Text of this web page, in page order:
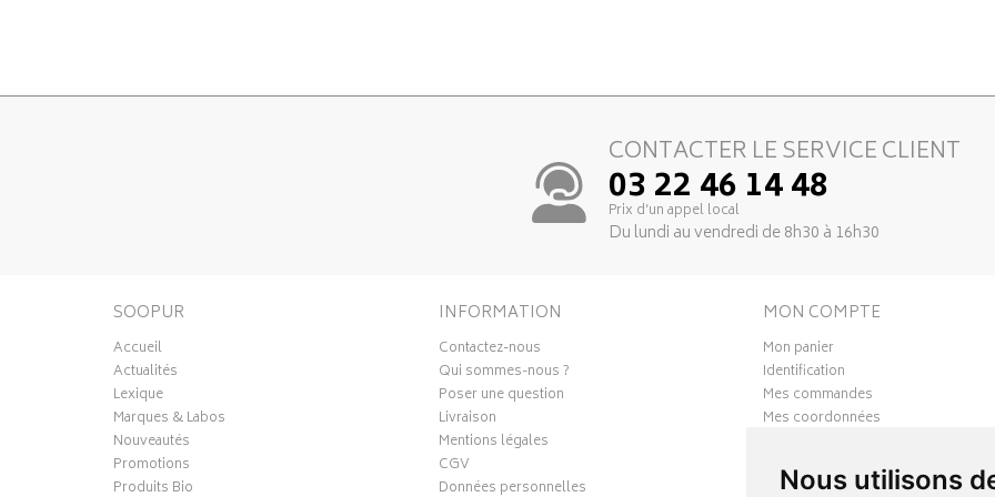
Nous utilisons
CONTACTER LE SERVICE CLIENT
03 22 46 14 48
Prix d’un appel local
Du lundi au vendredi de 8h30 à 16h30
SOOPUR
Accueil
Actualités
Lexique
Marques & Labos
Nouveautés
Promotions
Produits Bio
INFORMATION
Contactez-nous
Qui sommes-nous ?
Poser une question
Livraison
Mentions légales
CGV
Données personnelles
MON COMPTE
Mon panier
Identification
Mes commandes
Mes coordonnées
Mes favoris
Mes préférences Cookies